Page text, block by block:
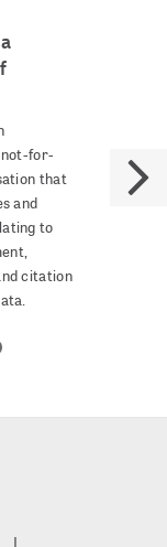
for-
that
and
to
citation